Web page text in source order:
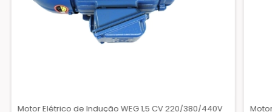
Motor Elétrico de Indução WEG 1,5 CV 220/380/440V